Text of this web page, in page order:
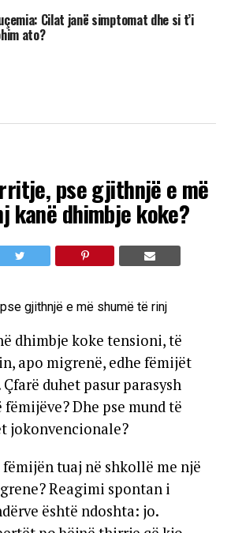
Cilat janë simptomat dhe si t’i
ato?
pse gjithnjë e më
kanë dhimbje koke?
dhimbje koke tensioni, të
apo migrenë, edhe fëmijët
duhet pasur parasysh
Dhe pse mund të
jokonvencionale?
tuaj në shkollë me një
Reagimi spontan i
është ndoshta: jo.